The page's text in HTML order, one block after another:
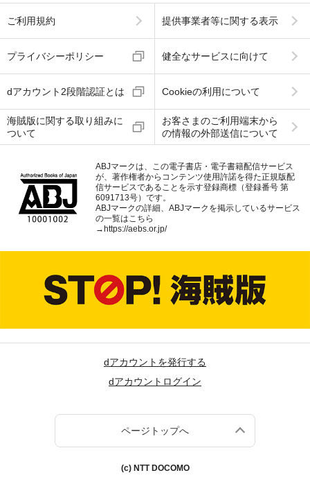
ご利用規約 提供事業者等に関する表示
プライバシーポリシー 健全なサービスに向けて
dアカウント2段階認証とは Cookieの利用について
海賊版に関する取り組みに
ついて
お客さまのご利用端末から
の情報の外部送信について
ABJマークは、この電子書店・電子書籍配信サービス
が、著作権者からコンテンツ使用許諾を得た正規版配
信サービスであることを示す登録商標（登録番号 第
6091713号）です。
ABJマークの詳細、ABJマークを掲示しているサービス
の一覧はこちら
→ https://aebs.or.jp/
dアカウントを発行する
dアカウントログイン
ページトップへ
(c) NTT DOCOMO